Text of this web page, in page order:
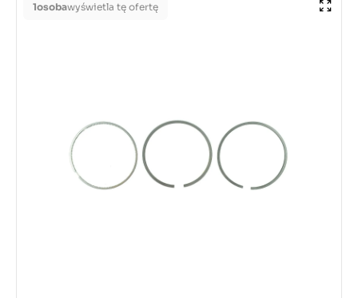
1osobawyświetla tę ofertę